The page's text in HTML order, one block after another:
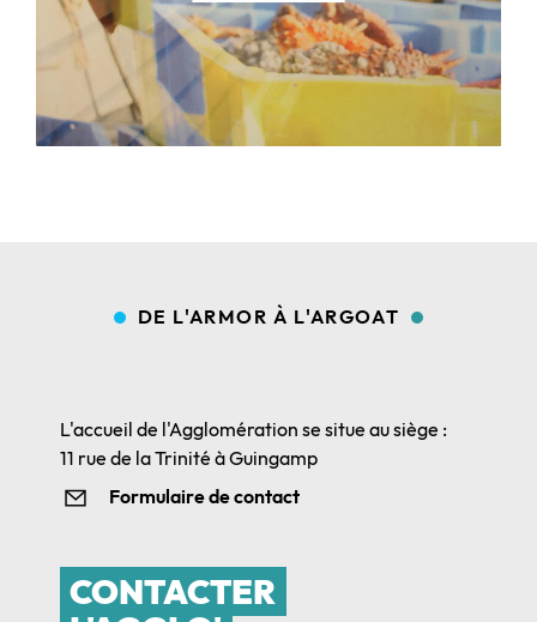
DE L'ARMOR À L'ARGOAT
L'accueil de l'Agglomération se situe au siège :
11 rue de la Trinité à Guingamp
Formulaire de contact
CONTACTER